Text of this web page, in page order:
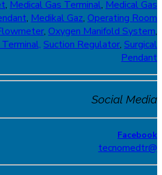
, Medical Gas Terminal, Medical Gas
, Medikal Gaz, Operating Room
, Oxygen Manifold System,
Suction Regulator, Surgical
Pendant
Social Media
Facebook
@tecnomedtr